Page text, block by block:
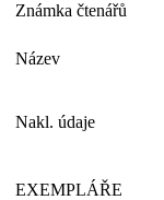
Známka čtenářů
Název
Nakl. údaje
EXEMPLÁŘE